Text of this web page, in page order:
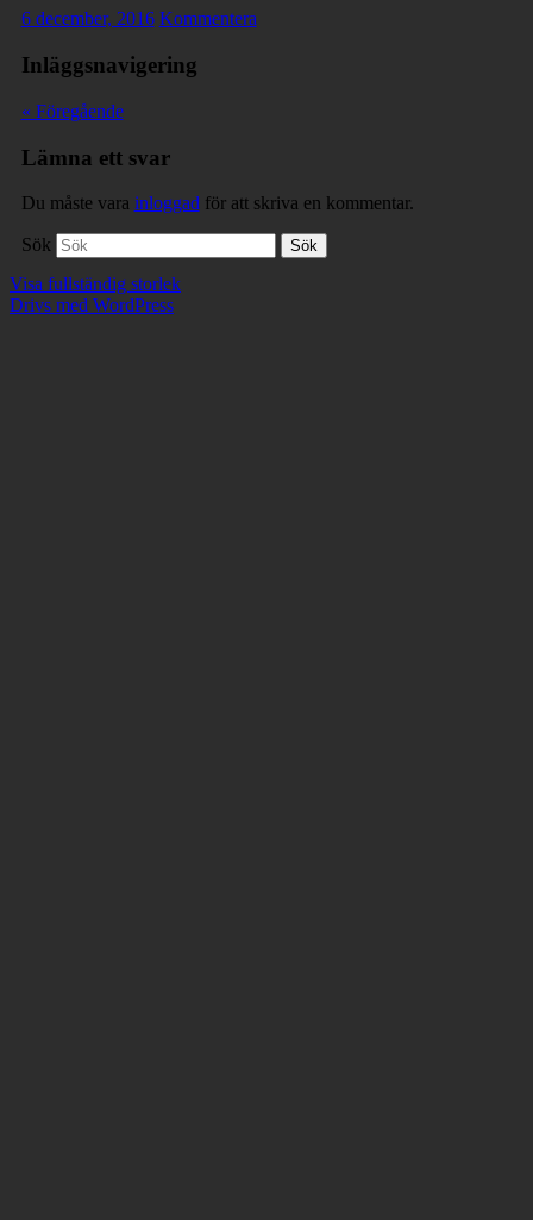
6 december, 2016 Kommentera
Inläggsnavigering
« Föregående
Lämna ett svar
Du måste vara inloggad för att skriva en kommentar.
Sök
Visa fullständig storlek
Drivs med WordPress